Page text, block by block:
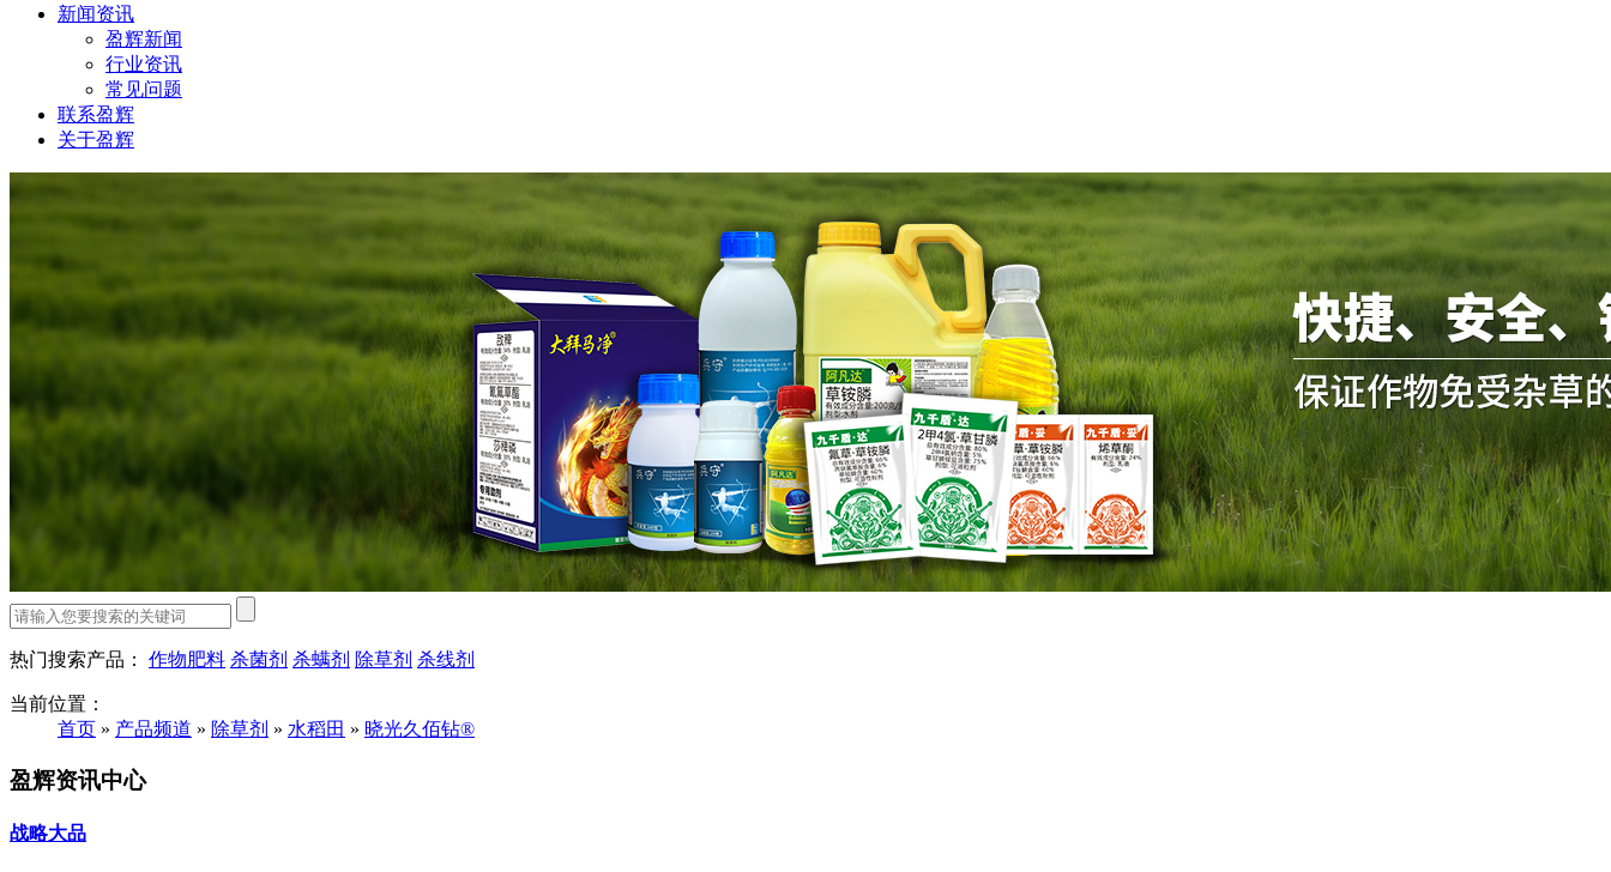
新闻资讯
盈辉新闻
行业资讯
常见问题
联系盈辉
关于盈辉
热门搜索产品： 作物肥料 杀菌剂 杀螨剂 除草剂 杀线剂
当前位置：
首页 » 产品频道 » 除草剂 » 水稻田 » 晓光久佰钻®
盈辉资讯中心
战略大品